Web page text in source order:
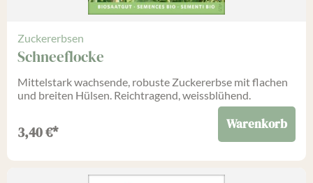
Zuckererbsen
Schneeflocke
Mittelstark wachsende, robuste Zuckererbse mit flachen
und breiten Hülsen. Reichtragend, weissblühend.
3,40€* Warenkorb